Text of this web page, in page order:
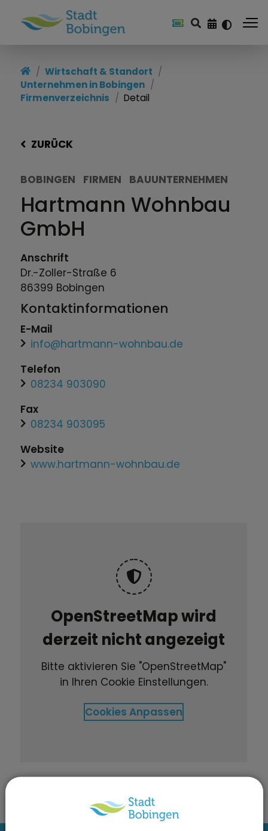
Wirtschaft & Standort
Unternehmen in Bobingen
Firmenverzeichnis
Detail
ZURÜCK
BOBINGEN FIRMEN BAUUNTERNEHMEN
Hartmann Wohnbau
GmbH
Anschrift
Dr.-Zoller-Straße 6
86399 Bobingen
Kontaktinformationen
E-Mail
info@hartmann-wohnbau.de
Telefon
08234 903090
Fax
08234 903095
Website
www.hartmann-wohnbau.de
OpenStreetMap wird
derzeit nicht angezeigt
Bitte aktivieren Sie "OpenStreetMap"
in Ihren Cookie Einstellungen.
Cookies Anpassen